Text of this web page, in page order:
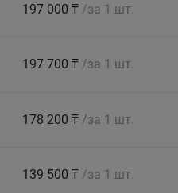
197 000 ₸ /за 1 шт.
197 700 ₸ /за 1 шт.
178 200 ₸ /за 1 шт.
139 500 ₸ /за 1 шт.